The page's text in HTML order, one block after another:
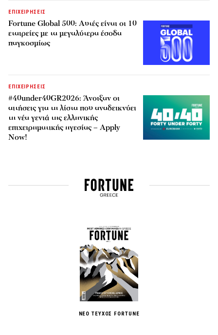
ΕΠΙΧΕΙΡΗΣΕΙΣ
Fortune Global 500: Αυτές είναι οι 10
εταιρείες με τα μεγαλύτερα έσοδα
παγκοσμίως
ΕΠΙΧΕΙΡΗΣΕΙΣ
#40under40GR2026: Άνοιξαν οι
αιτήσεις για τη λίστα που αναδεικνύει
τη νέα γενιά της ελληνικής
επιχειρηματικής ηγεσίας – Apply
Now!
ΝΕΟ ΤΕΥΧΟΣ FORTUNE